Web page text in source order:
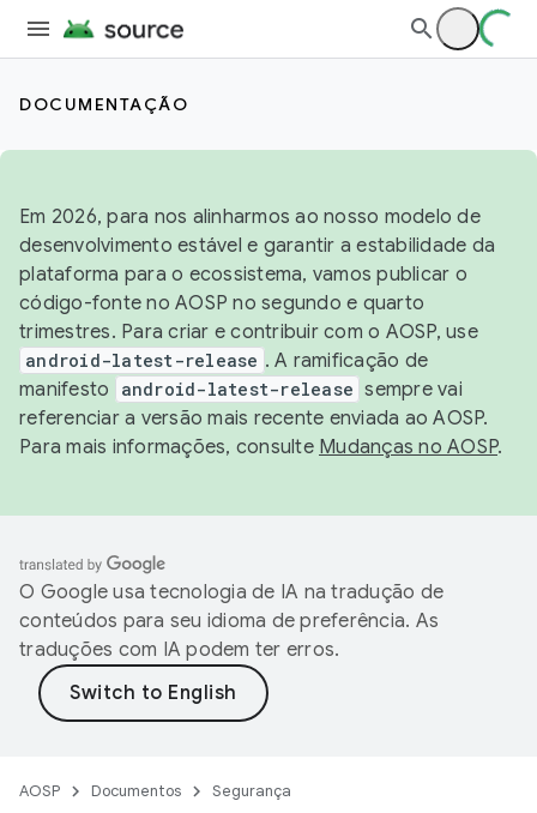
DOCUMENTAÇÃO
Em 2026, para nos alinharmos ao nosso modelo de
desenvolvimento estável e garantir a estabilidade da
plataforma para o ecossistema, vamos publicar o
código-fonte no AOSP no segundo e quarto
trimestres. Para criar e contribuir com o AOSP, use
android-latest-release . A ramificação de
manifesto
android-latest-release sempre vai
referenciar a versão mais recente enviada ao AOSP.
Para mais informações, consulte Mudanças no AOSP.
O Google usa tecnologia de IA na tradução de
conteúdos para seu idioma de preferência. As
traduções com IA podem ter erros.
AOSP Documentos Segurança